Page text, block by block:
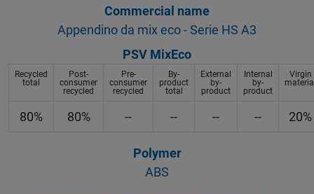
Commercial name
Appendino da mix eco - Serie HS A3
PSV MixEco
Recycled
total
Post-
consumer
recycled
Pre-
consumer
recycled
By-
product
total
External
by-
product
Internal
by-
product
Virgin
80% 80% -- -- -- -- 20%
Polymer
ABS